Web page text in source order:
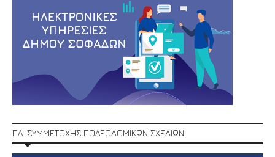
ΠΛ. ΣΥΜΜΕΤΟΧΗΣ ΠΟΛΕΟΔΟΜΙΚΩΝ ΣΧΕΔΙΩΝ